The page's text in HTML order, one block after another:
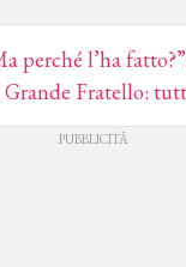
perché l’ha
Grande Fratello: